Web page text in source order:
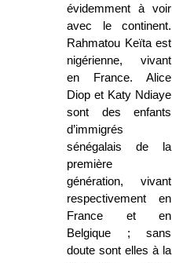
évidemment à voir
avec le continent.
Rahmatou Keïta est
nigérienne, vivant
en France. Alice
Diop et Katy Ndiaye
sont des enfants
d’immigrés
sénégalais de la
première
génération, vivant
respectivement en
France et en
Belgique ; sans
doute sont elles à la